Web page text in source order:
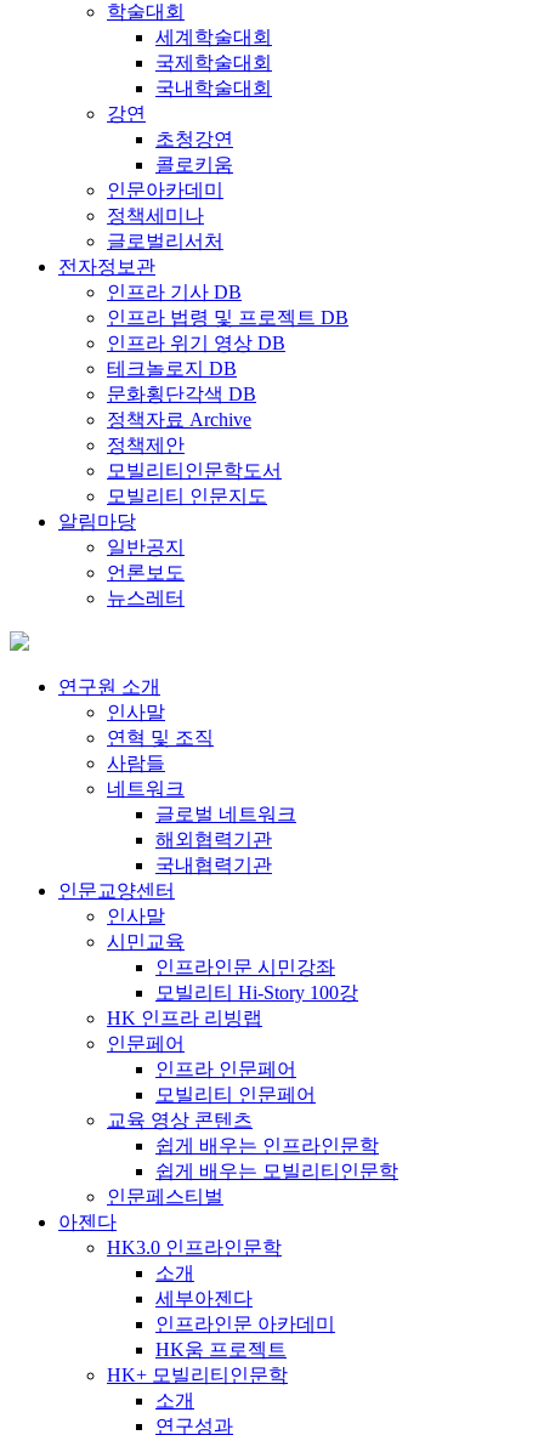
학술대회
세계학술대회
국제학술대회
국내학술대회
강연
초청강연
콜로키움
인문아카데미
정책세미나
글로벌리서처
전자정보관
인프라 기사 DB
인프라 법령 및 프로젝트 DB
인프라 위기 영상 DB
테크놀로지 DB
문화횡단각색 DB
정책자료 Archive
정책제안
모빌리티인문학도서
모빌리티 인문지도
알림마당
일반공지
언론보도
뉴스레터
연구원 소개
인사말
연혁 및 조직
사람들
네트워크
글로벌 네트워크
해외협력기관
국내협력기관
인문교양센터
인사말
시민교육
인프라인문 시민강좌
모빌리티 Hi-Story 100강
HK 인프라 리빙랩
인문페어
인프라 인문페어
모빌리티 인문페어
교육 영상 콘텐츠
쉽게 배우는 인프라인문학
쉽게 배우는 모빌리티인문학
인문페스티벌
아젠다
HK3.0 인프라인문학
소개
세부아젠다
인프라인문 아카데미
HK움 프로젝트
HK+ 모빌리티인문학
소개
연구성과